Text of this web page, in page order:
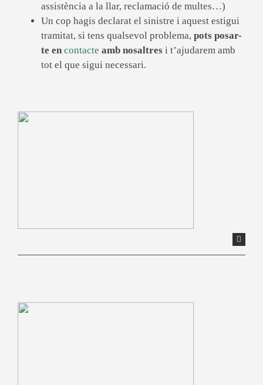
assistència a la llar, reclamació de multes…)
Un cop hagis declarat el sinistre i aquest estigui
tramitat, si tens qualsevol problema, pots posar-
te en contacte amb nosaltres i t’ajudarem amb
tot el que sigui necessari.